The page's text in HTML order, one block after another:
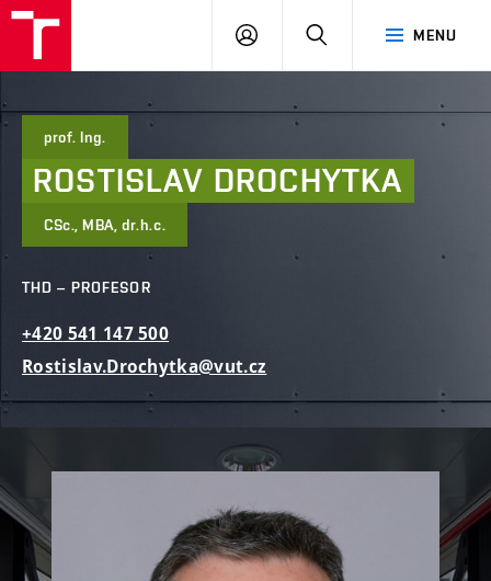
Brno
MENU
PŘIHLÁSIT
prof. Ing.
ROSTISLAV DROCHYTKA
CSc., MBA, dr.h.c.
THD – PROFESOR
+420 541 147500
Rostislav.Drochytka@vut.cz